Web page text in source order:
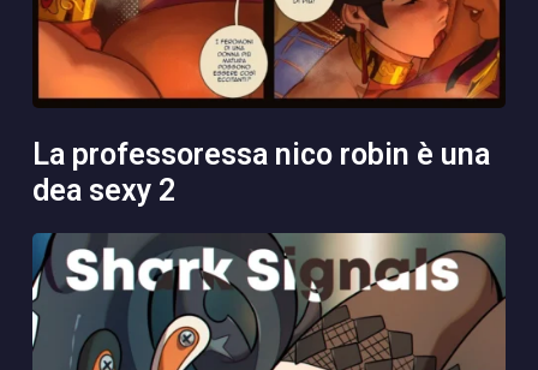
la professoressa nico robin è una
dea sexy 2